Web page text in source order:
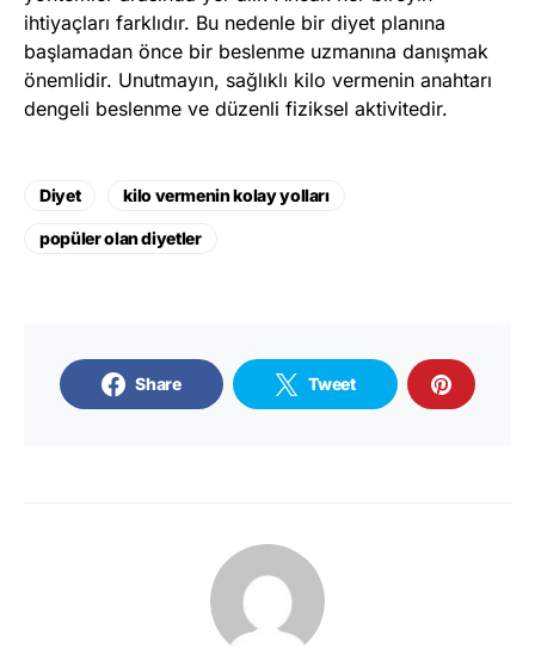
ihtiyaçları farklıdır. Bu nedenle bir diyet planına
başlamadan önce bir beslenme uzmanına danışmak
önemlidir. Unutmayın, sağlıklı kilo vermenin anahtarı
dengeli beslenme ve düzenli fiziksel aktivitedir.
Diyet kilo vermenin kolay yolları
popüler olan diyetler
Share Tweet